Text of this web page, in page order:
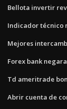
Bellota invertir
Indicador técnico
Mejores
Forex bank negara
Td ameritrade
Abrir cuenta de